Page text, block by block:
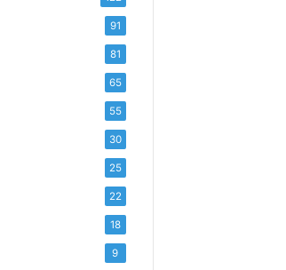
91
81
65
55
30
25
22
18
9